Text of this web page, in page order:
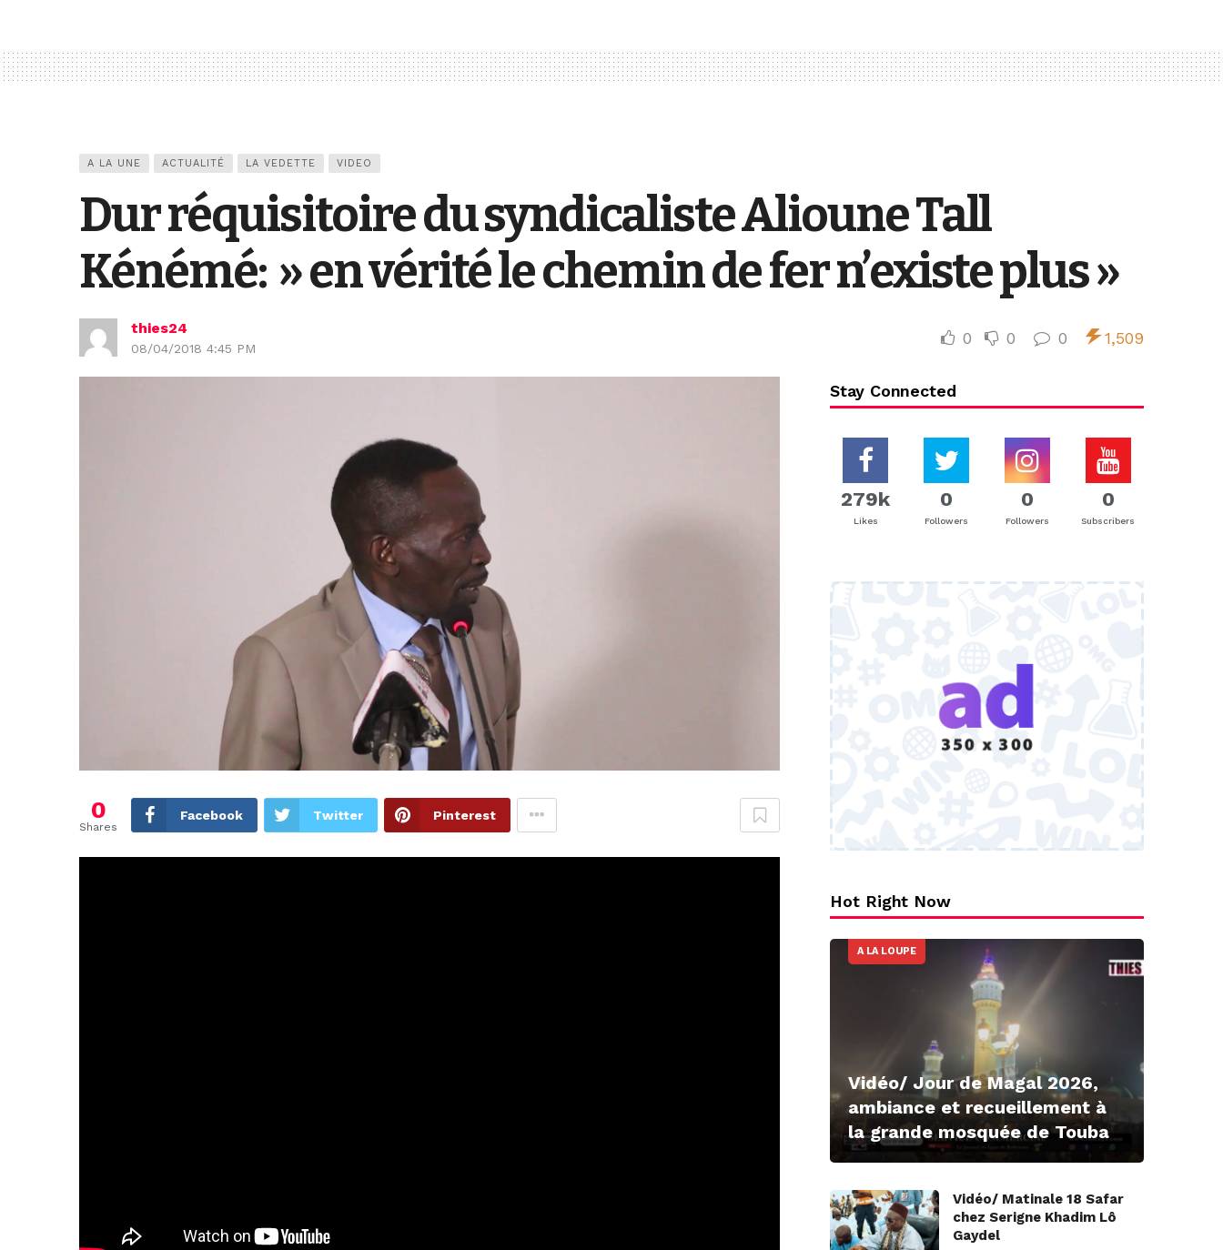
A LA UNE ACTUALITÉ LA VEDETTE VIDEO
Dur réquisitoire du syndicaliste Alioune Tall
Kénémé: » en vérité le chemin de fer n’existe plus »
thies24
08/04/2018 4:45 PM
0 0 0 1,509
0
Shares
Facebook Twitter Pinterest
Stay Connected
279k
Likes
0
Followers
0
Followers
0
Subscribers
Hot Right Now
A LA LOUPE
Vidéo/ Jour de Magal 2026,
ambiance et recueillement à
la grande mosquée de Touba
Vidéo/ Matinale 18 Safar
chez Serigne Khadim Lô
Gaydel